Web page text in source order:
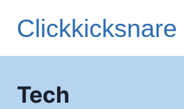
Clickkicksnare
Tech